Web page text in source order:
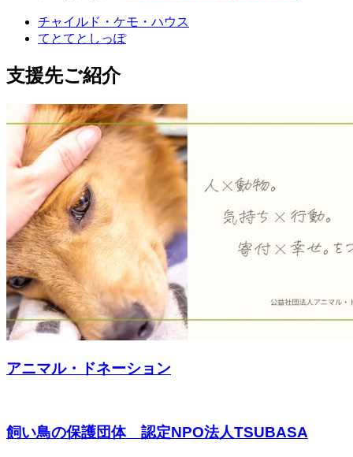
チャイルド・ケモ・ハウス
てとてとしっぽ
支援先ご紹介
アニマル・ドネーション
飼い鳥の保護団体 認定NPO法人TSUBASA